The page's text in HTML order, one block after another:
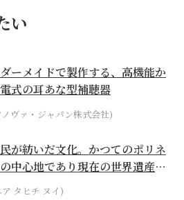
い
ーメイドで製作する、高機能か
式の耳あな型補聴器
ヴァ・ジャパン株式会社)
が紡いだ文化。かつてのポリネ
中心地であり現在の世界遺産か
てくる...
タヒチ ヌイ)